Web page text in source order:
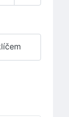
Zobrazit